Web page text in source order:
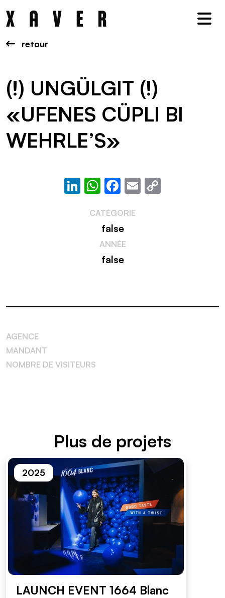
retour
(!) UNGÜLGIT (!)
«UFENES CÜPLI BI
WEHRLE’S»
LinkedIn
WhatsApp
Facebook
Email
CATÉGORIE
false
ANNÉE
false
AGENCE
MANDANT
NOMBRE DE VISITEURS
Plus de projets
2025
LAUNCH EVENT 1664 Blanc